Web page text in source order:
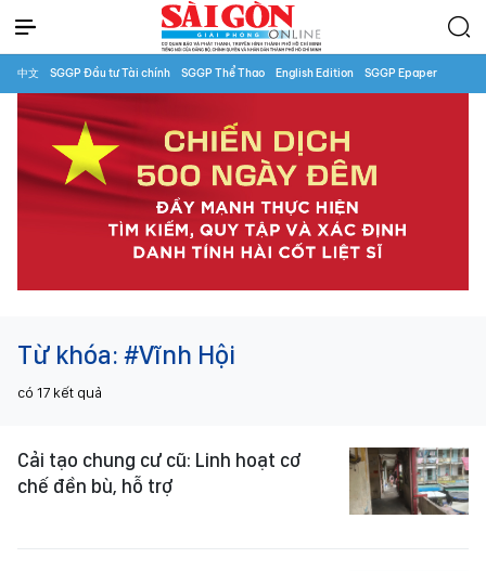
中文 SGGP Đầu tư Tài chính SGGP Thể Thao English Edition SGGP Epaper
Từ khóa: #Vĩnh Hội
có 17 kết quả
Cải tạo chung cư cũ: Linh hoạt cơ
chế đền bù, hỗ trợ